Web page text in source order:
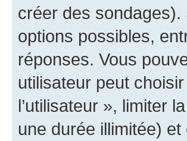
créer des
options possibles,
réponses. Vous
utilisateur peut
l’utilisateur », limiter
une durée illimitée)